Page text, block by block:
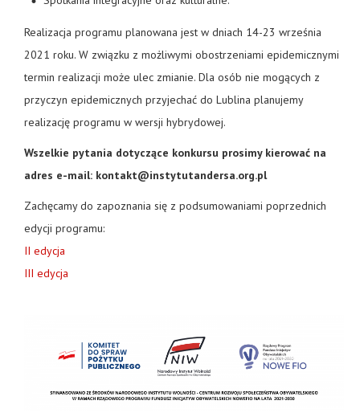
Realizacja programu planowana jest w dniach 14-23 września
2021 roku. W związku z możliwymi obostrzeniami epidemicznymi
termin realizacji może ulec zmianie. Dla osób nie mogących z
przyczyn epidemicznych przyjechać do Lublina planujemy
realizację programu w wersji hybrydowej.
Wszelkie pytania dotyczące konkursu prosimy kierować na
adres e-mail: kontakt@instytutandersa.org.pl
Zachęcamy do zapoznania się z podsumowaniami poprzednich
edycji programu:
II edycja
III edycja